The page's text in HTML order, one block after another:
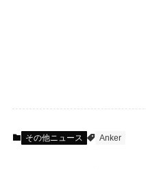
その他ニュース Anker